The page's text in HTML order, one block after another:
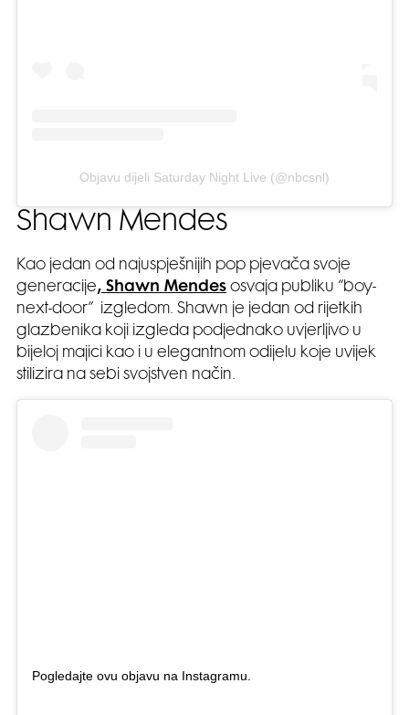
Objavu dijeli Saturday Night Live (@nbcsnl)
Shawn Mendes
Kao jedan od najuspješnijih pop pjevača svoje
generacije, Shawn Mendes osvaja publiku “boy-
next-door” izgledom. Shawn je jedan od rijetkih
glazbenika koji izgleda podjednako uvjerljivo u
bijeloj majici kao i u elegantnom odijelu koje uvijek
stilizira na sebi svojstven način.
Pogledajte ovu objavu na Instagramu.